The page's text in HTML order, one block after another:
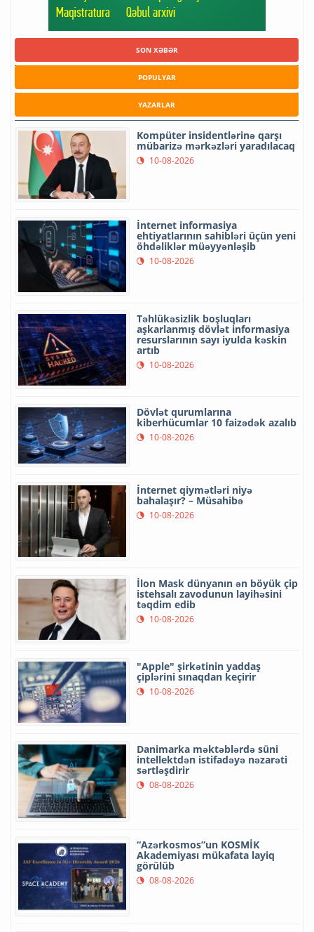
SON XƏBƏR
POPULYAR
YAZARLAR
Kompüter insidentlərinə qarşı
mübarizə mərkəzləri yaradılacaq
10-08-2026
İnternet informasiya
ehtiyatlarının sahibləri üçün yeni
öhdəliklər müəyyənləşib
10-08-2026
Təhlükəsizlik boşluqları
aşkarlanmış dövlət informasiya
resurslarının sayı iyulda kəskin
artıb
10-08-2026
Dövlət qurumlarına
kiberhücumlar 10 faizədək azalıb
10-08-2026
İnternet qiymətləri niyə
bahalaşır? – Müsahibə
10-08-2026
İlon Mask dünyanın ən böyük çip
istehsalı zavodunun layihəsini
təqdim edib
10-08-2026
"Apple" şirkətinin yaddaş
çiplərini sınaqdan keçirir
10-08-2026
Danimarka məktəblərdə süni
intellektdən istifadəyə nəzarəti
sərtləşdirir
08-08-2026
“Azərkosmos”un KOSMİK
Akademiyası mükafata layiq
görülüb
08-08-2026